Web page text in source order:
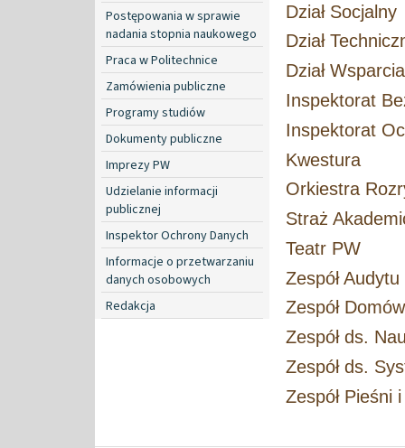
Postępowania w sprawie
nadania stopnia naukowego
Praca w Politechnice
Zamówienia publiczne
Programy studiów
Dokumenty publiczne
Imprezy PW
Udzielanie informacji
publicznej
Inspektor Ochrony Danych
Informacje o przetwarzaniu
danych osobowych
Redakcja
Dział Socjalny
Dział
Dział
Inspektorat
Inspektorat
Kwestura
Orkiestra
Straż
Teatr PW
Zespół
Zespół
Zespół ds.
Zespół ds.
Zespół Pieśni